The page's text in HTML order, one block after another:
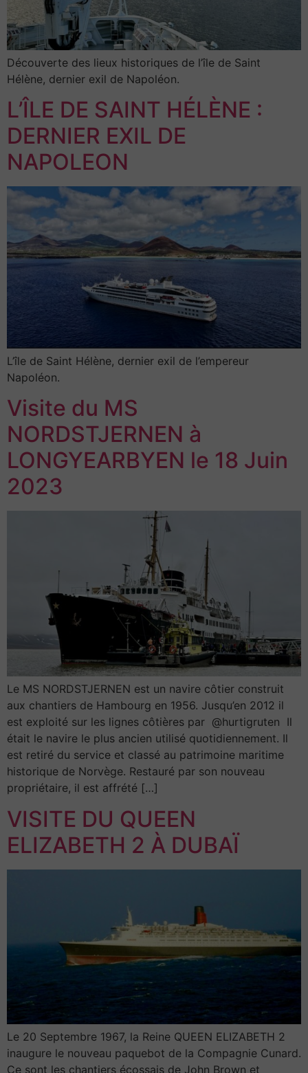
Découverte des lieux historiques de l’île de Saint
Hélène, dernier exil de Napoléon.
L’ÎLE DE SAINT HÉLÈNE :
DERNIER EXIL DE
NAPOLEON
L’île de Saint Hélène, dernier exil de l’empereur
Napoléon.
Visite du MS
NORDSTJERNEN à
LONGYEARBYEN le 18 Juin
2023
Le MS NORDSTJERNEN est un navire côtier construit
aux chantiers de Hambourg en 1956. Jusqu’en 2012 il
est exploité sur les lignes côtières par @hurtigruten Il
était le navire le plus ancien utilisé quotidiennement. Il
est retiré du service et classé au patrimoine maritime
historique de Norvège. Restauré par son nouveau
propriétaire, il est affrété […]
VISITE DU QUEEN
ELIZABETH 2 À DUBAÏ
Le 20 Septembre 1967, la Reine QUEEN ELIZABETH 2
inaugure le nouveau paquebot de la Compagnie Cunard.
Ce sont les chantiers écossais de John Brown et